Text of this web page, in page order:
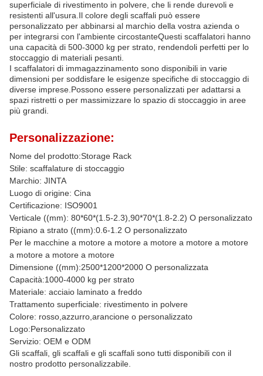
superficiale di rivestimento in polvere, che li rende durevoli e
resistenti all'usura.Il colore degli scaffali può essere
personalizzato per abbinarsi al marchio della vostra azienda o
per integrarsi con l'ambiente circostanteQuesti scaffalatori hanno
una capacità di 500-3000 kg per strato, rendendoli perfetti per lo
stoccaggio di materiali pesanti.
I scaffalatori di immagazzinamento sono disponibili in varie
dimensioni per soddisfare le esigenze specifiche di stoccaggio di
diverse imprese.Possono essere personalizzati per adattarsi a
spazi ristretti o per massimizzare lo spazio di stoccaggio in aree
più grandi.
Personalizzazione:
Nome del prodotto:Storage Rack
Stile: scaffalature di stoccaggio
Marchio: JINTA
Luogo di origine: Cina
Certificazione: ISO9001
Verticale ((mm): 80*60*(1.5-2.3),90*70*(1.8-2.2) O personalizzato
Ripiano a strato ((mm):0.6-1.2 O personalizzato
Per le macchine a motore a motore a motore a motore a motore
a motore a motore a motore
Dimensione ((mm):2500*1200*2000 O personalizzata
Capacità:1000-4000 kg per strato
Materiale: acciaio laminato a freddo
Trattamento superficiale: rivestimento in polvere
Colore: rosso,azzurro,arancione o personalizzato
Logo:Personalizzato
Servizio: OEM e ODM
Gli scaffali, gli scaffali e gli scaffali sono tutti disponibili con il
nostro prodotto personalizzabile.